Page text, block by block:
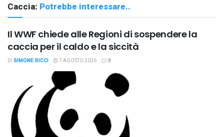
Caccia: Potrebbe interessare..
Il WWF chiede alle Regioni di sospendere la
caccia per il caldo e la siccità
DI SIMONE RICCI 7 AGOSTO 2026 0